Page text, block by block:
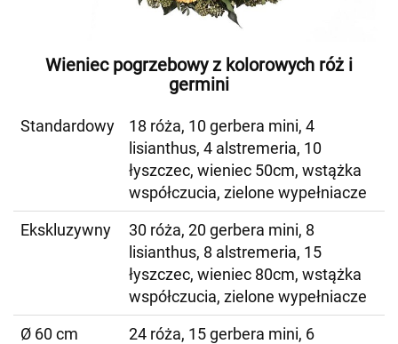
Wieniec pogrzebowy z kolorowych róż i
germini
Standardowy
18 róża, 10 gerbera mini, 4
lisianthus, 4 alstremeria, 10
łyszczec, wieniec 50cm, wstążka
współczucia, zielone wypełniacze
Ekskluzywny
30 róża, 20 gerbera mini, 8
lisianthus, 8 alstremeria, 15
łyszczec, wieniec 80cm, wstążka
współczucia, zielone wypełniacze
Ø 60 cm
24 róża, 15 gerbera mini, 6